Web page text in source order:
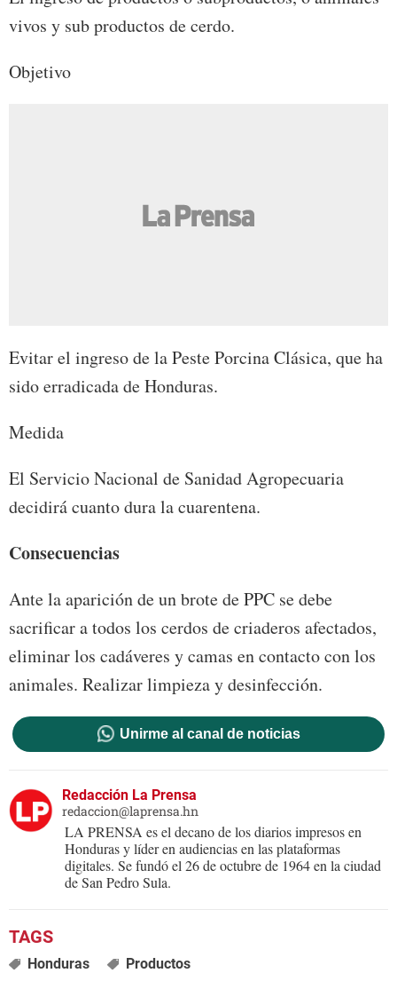
vivos y sub productos de cerdo.
Objetivo
Evitar el ingreso de la Peste Porcina Clásica, que ha
sido erradicada de Honduras.
Medida
El Servicio Nacional de Sanidad Agropecuaria
decidirá cuanto dura la cuarentena.
Consecuencias
Ante la aparición de un brote de PPC se debe
sacrificar a todos los cerdos de criaderos afectados,
eliminar los cadáveres y camas en contacto con los
animales. Realizar limpieza y desinfección.
Unirme al canal de noticias
Redacción La Prensa
redaccion@laprensa.hn
LA PRENSA es el decano de los diarios impresos en
Honduras y líder en audiencias en las plataformas
digitales. Se fundó el 26 de octubre de 1964 en la ciudad
de San Pedro Sula.
Honduras Productos